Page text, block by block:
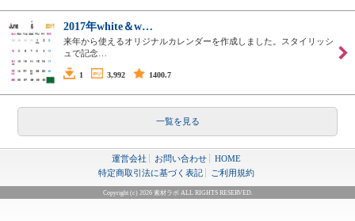
2017年white＆w…
来年から使えるオリジナルカレンダーを作成しました。スタイリッシ
ュで記念…
1 3,992 1400.7
一覧を見る
運営会社 お問い合わせ
HOME
特定商取引法に基づく表記
ご利用規約
Copyright (c) 2026 素材ラボ ALL RIGHTS RESERVED.